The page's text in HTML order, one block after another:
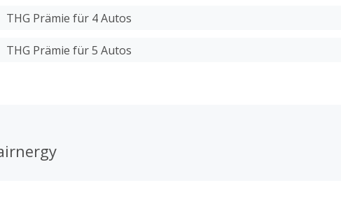
THG Prämie für 4 Autos
THG Prämie für 5 Autos